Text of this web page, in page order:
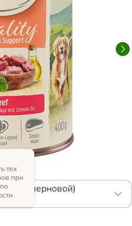
(беззерновой)
тех
при